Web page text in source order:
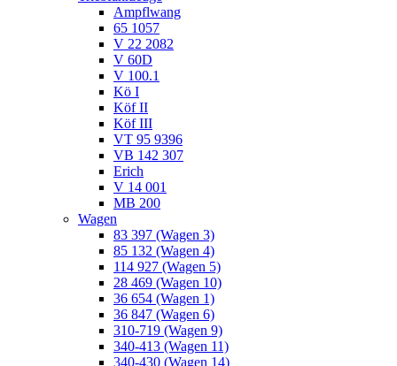
Ampflwang
65 1057
V 22 2082
V 60D
V 100.1
Kö I
Köf II
Köf III
VT 95 9396
VB 142 307
Erich
V 14 001
MB 200
Wagen
83 397 (Wagen 3)
85 132 (Wagen 4)
114 927 (Wagen 5)
28 469 (Wagen 10)
36 654 (Wagen 1)
36 847 (Wagen 6)
310-719 (Wagen 9)
340-413 (Wagen 11)
340-430 (Wagen 14)